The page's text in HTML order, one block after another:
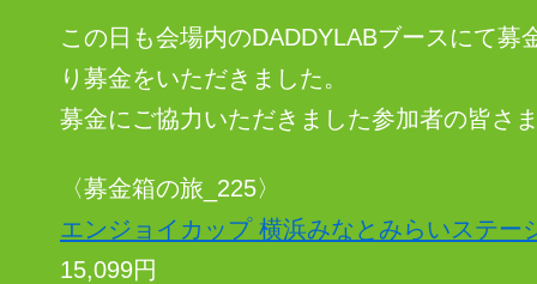
この日も会場内のDADDYLABブースにて募
り募金をいただきました。
募金にご協力いただきました参加者の皆さ
〈募金箱の旅_225〉
エンジョイカップ 横浜みなとみらいステー
15,099円